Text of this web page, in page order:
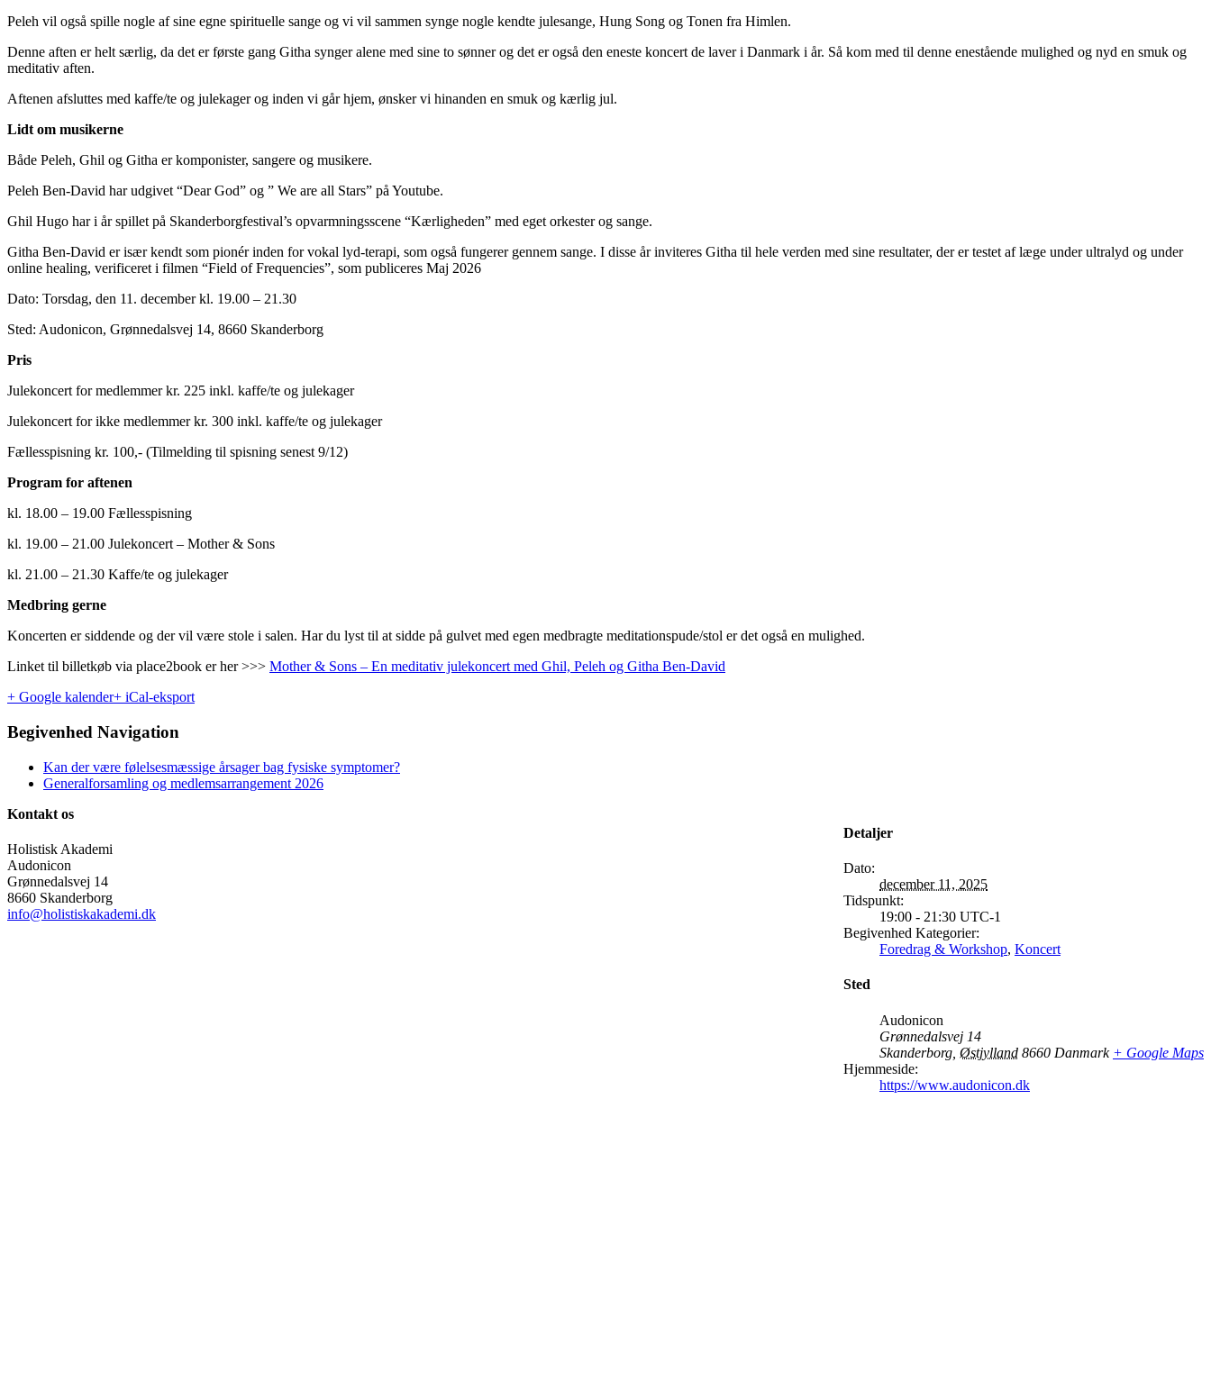
Peleh vil også spille nogle af sine egne spirituelle sange og vi vil sammen synge nogle kendte julesange, Hung Song og Tonen fra Himlen.
Denne aften er helt særlig, da det er første gang Githa synger alene med sine to sønner og det er også den eneste koncert de laver i Danmark i år. Så kom med til denne enestående mulighed og nyd en smuk og
meditativ aften.
Aftenen afsluttes med kaffe/te og julekager og inden vi går hjem, ønsker vi hinanden en smuk og kærlig jul.
Lidt om musikerne
Både Peleh, Ghil og Githa er komponister, sangere og musikere.
Peleh Ben-David har udgivet “Dear God” og ” We are all Stars” på Youtube.
Ghil Hugo har i år spillet på Skanderborgfestival’s opvarmningsscene “Kærligheden” med eget orkester og sange.
Githa Ben-David er især kendt som pionér inden for vokal lyd-terapi, som også fungerer gennem sange. I disse år inviteres Githa til hele verden med sine resultater, der er testet af læge under ultralyd og under
online healing, verificeret i filmen “Field of Frequencies”, som publiceres Maj 2026
Dato: Torsdag, den 11. december kl. 19.00 – 21.30
Sted: Audonicon, Grønnedalsvej 14, 8660 Skanderborg
Pris
Julekoncert for medlemmer kr. 225 inkl. kaffe/te og julekager
Julekoncert for ikke medlemmer kr. 300 inkl. kaffe/te og julekager
Fællesspisning kr. 100,- (Tilmelding til spisning senest 9/12)
Program for aftenen
kl. 18.00 – 19.00 Fællesspisning
kl. 19.00 – 21.00 Julekoncert – Mother & Sons
kl. 21.00 – 21.30 Kaffe/te og julekager
Medbring gerne
Koncerten er siddende og der vil være stole i salen. Har du lyst til at sidde på gulvet med egen medbragte meditationspude/stol er det også en mulighed.
Linket til billetkøb via place2book er her >>> Mother & Sons – En meditativ julekoncert med Ghil, Peleh og Githa Ben-David
+ Google kalender+ iCal-eksport
Begivenhed Navigation
Kan der være følelsesmæssige årsager bag fysiske symptomer?
Generalforsamling og medlemsarrangement 2026
Detaljer
Dato:
december 11, 2025
Tidspunkt:
19:00 - 21:30 UTC-1
Begivenhed Kategorier:
Foredrag & Workshop, Koncert
Sted
Audonicon
Grønnedalsvej 14
Skanderborg Østjylland 8660 Danmark + Google Maps
Hjemmeside:
https://www.audonicon.dk
Kontakt os
Holistisk Akademi
Audonicon
Grønnedalsvej 14
8660 Skanderborg
info@holistiskakademi.dk